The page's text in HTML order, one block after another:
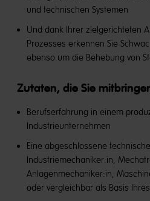
und technischen Systemen
Und dank Ihrer zielgerichteten
Prozesses erkennen Sie
ebenso um die Behebung von
Zutaten, die Sie
Berufserfahrung in einem
Industrieunternehmen
Eine abgeschlossene
Industriemechaniker:in,
Anlagenmechaniker:in,
oder vergleichbar als Basis